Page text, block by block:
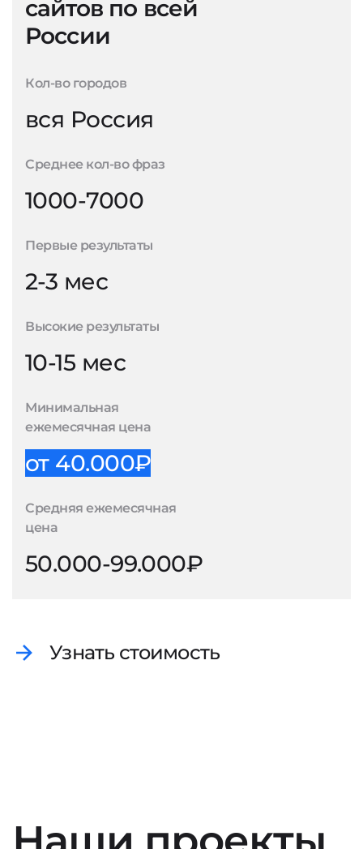
сайтов по всей
России
Кол-во городов
вся Россия
Среднее кол-во фраз
1000-7000
Первые результаты
2-3 мес
Высокие результаты
10-15 мес
Минимальная
ежемесячная цена
от 40.000₽
Средняя ежемесячная
цена
50.000-99.000₽
Узнать стоимость